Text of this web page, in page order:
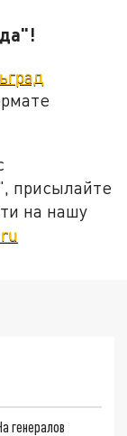
присылайте
на нашу
генералов